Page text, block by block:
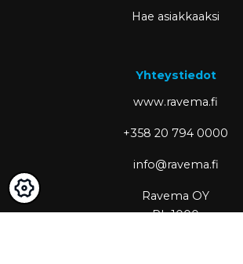
Hae asiakkaaksi
Yhteystiedot
www.ravema.fi
+358 20 794 0000
info@ravema.fi
Ravema OY
PL 1000